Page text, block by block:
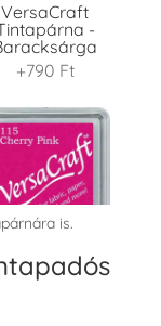
VersaCraft
-
+790 Ft
VersaCraft
-
is.